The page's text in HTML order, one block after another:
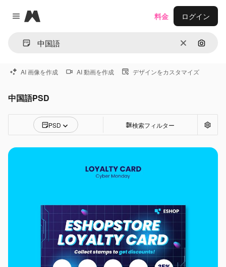
Close menu
Magnific
消去 画像で
料金 ログイン
AI 画像を作成 AI 動画を作成 デザインをカスタマイズ
中国語PSD
PSD 検索フィルター